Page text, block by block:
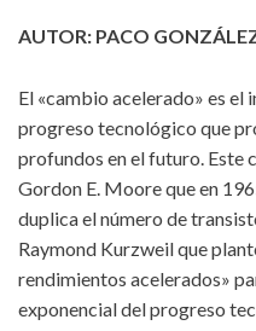
AUTOR: PACO
El «cambio acelerado» es el
progreso tecnológico que
profundos en el futuro. Este
Gordon E. Moore que en
duplica el número de
Raymond Kurzweil que
rendimientos acelerados»
exponencial del progreso